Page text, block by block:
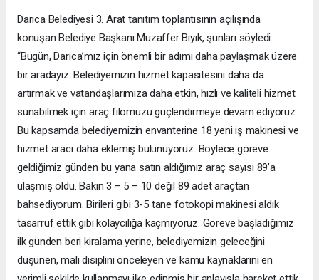
Darıca Belediyesi 3. Arat tanıtım toplantısının açılışında
konuşan Belediye Başkanı Muzaffer Bıyık, şunları söyledi:
“Bugün, Darıca’mız için önemli bir adımı daha paylaşmak üzere
bir aradayız. Belediyemizin hizmet kapasitesini daha da
artırmak ve vatandaşlarımıza daha etkin, hızlı ve kaliteli hizmet
sunabilmek için araç filomuzu güçlendirmeye devam ediyoruz.
Bu kapsamda belediyemizin envanterine 18 yeni iş makinesi ve
hizmet aracı daha eklemiş bulunuyoruz. Böylece göreve
geldiğimiz günden bu yana satın aldığımız araç sayısı 89’a
ulaşmış oldu. Bakın 3 – 5 – 10 değil 89 adet araçtan
bahsediyorum. Birileri gibi 3-5 tane fotokopi makinesi aldık
tasarruf ettik gibi kolaycılığa kaçmıyoruz. Göreve başladığımız
ilk günden beri kiralama yerine, belediyemizin geleceğini
düşünen, mali disiplini önceleyen ve kamu kaynaklarını en